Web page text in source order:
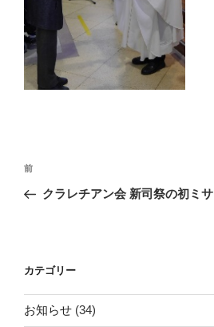
投
ナ
ー
シ
ョ
前
の
前
クラレチアン会 新司祭の初ミサ
カテゴリー
お知らせ (34)